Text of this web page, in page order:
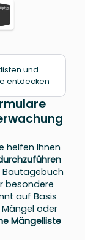
helfen Ihnen
Bautagebuch
besondere
auf Basis
oder
Mängelliste
und
entdecken